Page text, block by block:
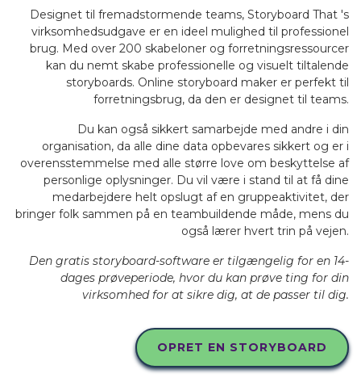
Designet til fremadstormende teams, Storyboard That 's
virksomhedsudgave er en ideel mulighed til professionel
brug. Med over 200 skabeloner og forretningsressourcer
kan du nemt skabe professionelle og visuelt tiltalende
storyboards. Online storyboard maker er perfekt til
forretningsbrug, da den er designet til teams.
Du kan også sikkert samarbejde med andre i din
organisation, da alle dine data opbevares sikkert og er i
overensstemmelse med alle større love om beskyttelse af
personlige oplysninger. Du vil være i stand til at få dine
medarbejdere helt opslugt af en gruppeaktivitet, der
bringer folk sammen på en teambuildende måde, mens du
også lærer hvert trin på vejen.
Den gratis storyboard-software er tilgængelig for en 14-
dages prøveperiode, hvor du kan prøve ting for din
virksomhed for at sikre dig, at de passer til dig.
OPRET EN STORYBOARD